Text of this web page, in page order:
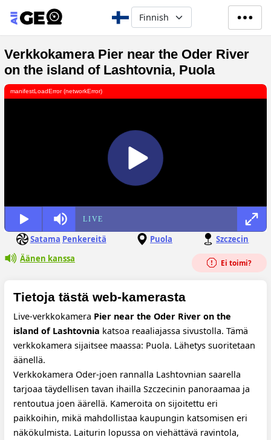
Hyppää pääsisältöön
Select your language
Verkkokamera Pier near the Oder River
on the island of Lashtovnia, Puola
LIVE
manifestLoadError (networkError)
Satama Penkereitä Puola
Szczecin
Äänen kanssa
Ei toimi?
Tietoja tästä web-kamerasta
Live-verkkokamera Pier near the Oder River on the
island of Lashtovnia katsoa reaaliajassa sivustolla. Tämä
verkkokamera sijaitsee maassa: Puola. Lähetys suoritetaan
äänellä.
Verkkokamera Oder-joen rannalla Lashtovnian saarella
tarjoaa täydellisen tavan ihailla Szczecinin panoraamaa ja
rentoutua joen äärellä. Kameroita on sijoitettu eri
paikkoihin, mikä mahdollistaa kaupungin katsomisen eri
näkökulmista. Laiturin lopussa on viehättävä ravintola,